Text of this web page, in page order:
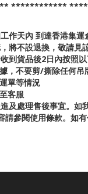
************
作天內 到達香港集運
將不設退換，敬請見
到貨品後2日內按照
，不要剪/撕除任何
單等情況
客服
及處理售後事宜。如
請參閱使用條款。如